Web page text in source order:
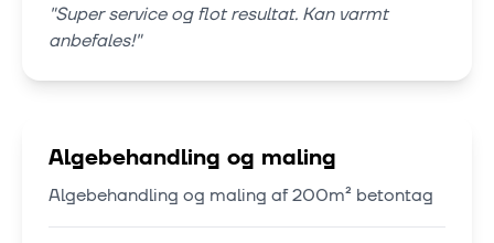
"Super service og flot resultat. Kan varmt
anbefales!"
Algebehandling og maling
Algebehandling og maling af 200m² betontag